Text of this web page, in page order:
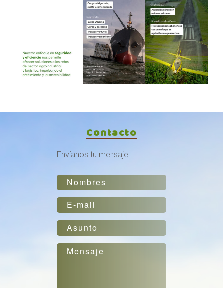
Contacto
Envíanos tu mensaje